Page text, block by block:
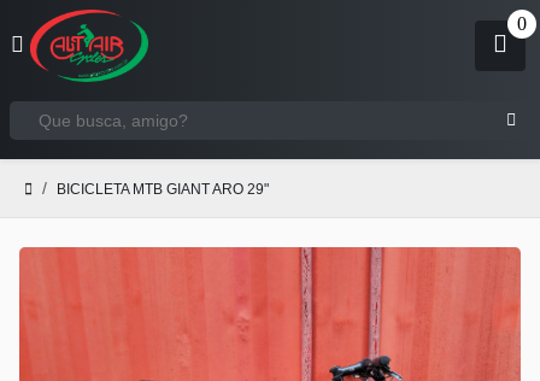
BICICLETA MTB GIANT ARO 29"